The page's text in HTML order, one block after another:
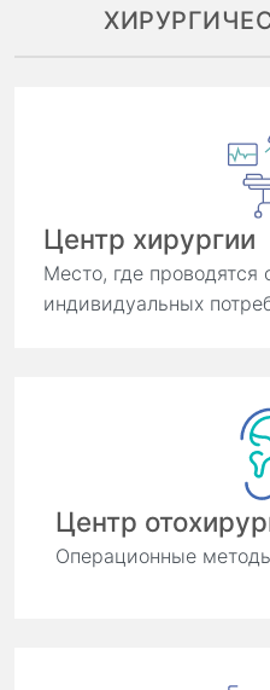
Центр хирургии
Место, где проводятся
индивидуальных
Центр
Операционные